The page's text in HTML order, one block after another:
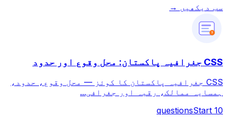
سب دیکھیں →
?
CSS جغرافیہ پاکستان: محل وقوع اور حدود
CSS جغرافیہ پاکستان کا کوئز — محل وقوع، حدود،
ہمسایہ ممالک، رقبہ اور جغرافی...
10
questionsStart